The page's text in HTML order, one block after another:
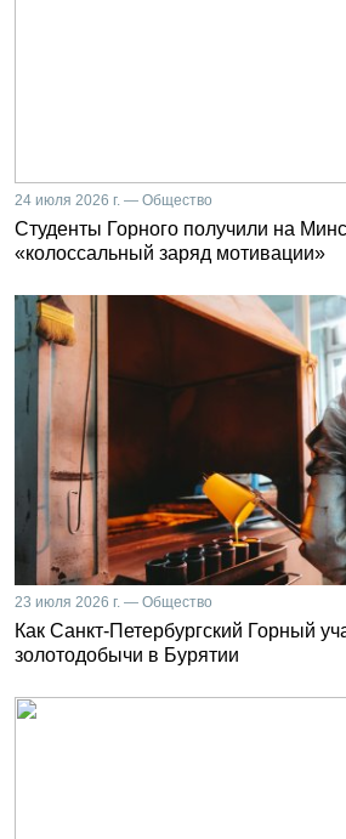
24 июля 2026 г. — Общество
Студенты Горного получили на
«колоссальный заряд мотивации»
23 июля 2026 г. — Общество
Как Санкт-Петербургский Горный
золотодобычи в Бурятии